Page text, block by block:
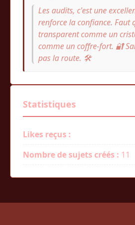
Les audits, c'est une
renforce la confiance. Faut
transparent comme un
comme un coffre-fort. 🔐
pas la route. 🛠️
Statistiques
Likes reçus :
Nombre de sujets créés : 11